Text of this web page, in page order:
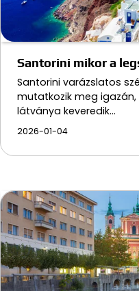
Santorini mikor a
Santorini varázslatos
mutatkozik meg
látványa keveredik…
2026-01-04